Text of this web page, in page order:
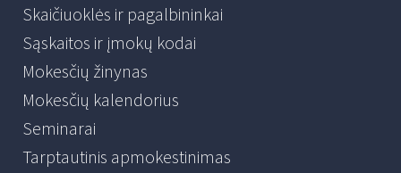
Skaičiuoklės ir pagalbininkai
Sąskaitos ir įmokų kodai
Mokesčių žinynas
Mokesčių kalendorius
Seminarai
Tarptautinis apmokestinimas